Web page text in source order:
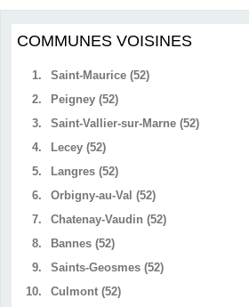
COMMUNES VOISINES
1.
Saint-Maurice (52)
2.
Peigney (52)
3.
Saint-Vallier-sur-Marne (52)
4.
Lecey (52)
5.
Langres (52)
6.
Orbigny-au-Val (52)
7.
Chatenay-Vaudin (52)
8.
Bannes (52)
9.
Saints-Geosmes (52)
10.
Culmont (52)